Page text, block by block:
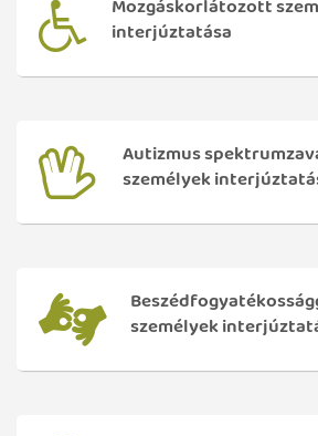
Mozgáskorlátozott
interjúztatása
Autizmus
személyek
személyek